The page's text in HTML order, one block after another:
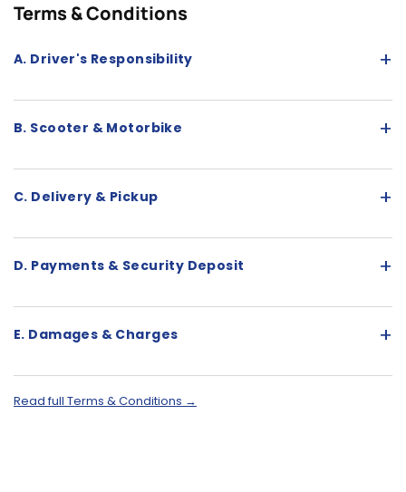
Terms & Conditions
A. Driver's Responsibility +
B. Scooter & Motorbike +
C. Delivery & Pickup +
D. Payments & Security Deposit +
E. Damages & Charges +
Read full Terms & Conditions →